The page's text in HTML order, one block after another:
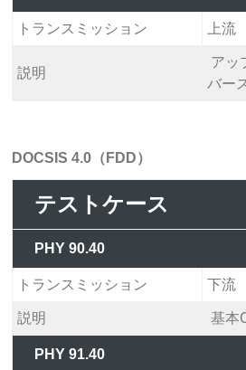
トランスミッション 上流
説明
アッ
バー
DOCSIS 4.0（FDD）
テストケース
PHY 90.40
トランスミッション 下流
説明 基本
PHY 91.40